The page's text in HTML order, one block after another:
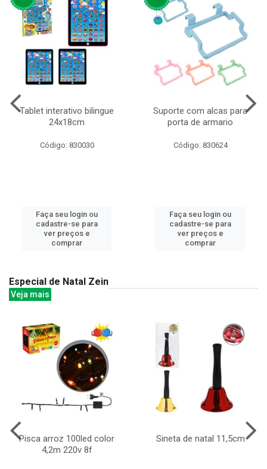
Tablet interativo bilingue
24x18cm
Código: 830030
Faça seu login ou
cadastre-se para
ver preços e
comprar
Suporte com alcas para
porta de armario
Código: 830624
Faça seu login ou
cadastre-se para
ver preços e
comprar
Especial de Natal Zein
Veja mais
Pisca arroz 100led color
4,2m 220v 8f
Sineta de natal 11,5cm